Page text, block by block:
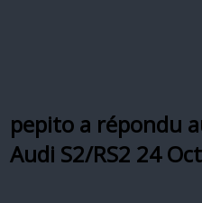
pepito a répondu
Audi S2/RS2 24